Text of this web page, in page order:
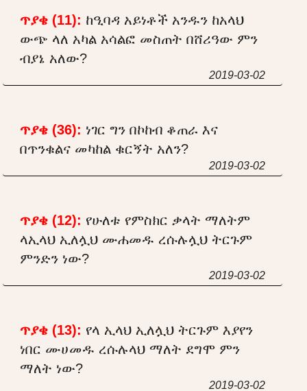
ጥያቄ (11): ከዒባዳ አይነቶች አንዱን ከአላህ
ውጭ ላለ አካል አሳልፎ መስጠት በሸሪዓው ምን
ብያኔ አለው?
2019-03-02
ጥያቄ (36): ነገር ግን በኮከብ ቆጠራ እና
በጥንቁልና መካከል ቁርኝት አለን?
2019-03-02
ጥያቄ (12): የሁለቱ የምስክር ቃላት ማለትም
ላኢላህ ኢለሏህ ሙሐመዱ ረሱሉሏህ ትርጉም
ምንድን ነው?
2019-03-02
ጥያቄ (13): የላ ኢላህ ኢለሏህ ትርጉም እያየን
ነበር ሙሀመዱ ረሱሉላህ ማለት ደግሞ ምን
ማለት ነው?
2019-03-02